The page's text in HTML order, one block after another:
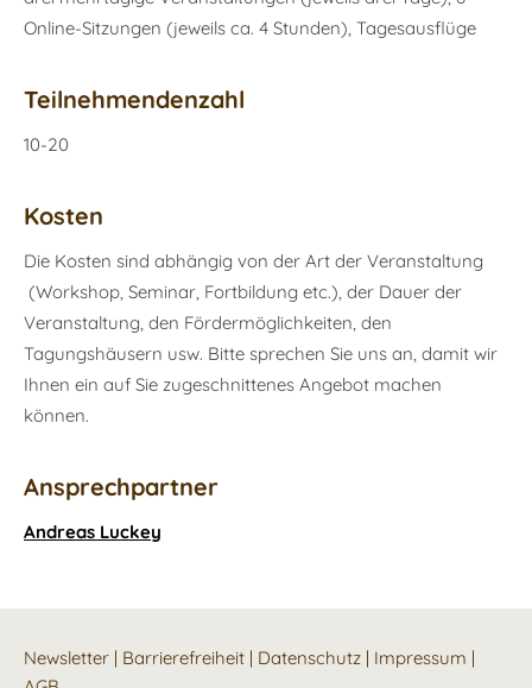
Online-Sitzungen (jeweils ca. 4 Stunden), Tagesausflüge
Teilnehmendenzahl
10-20
Kosten
Die Kosten sind abhängig von der Art der Veranstaltung
(Workshop, Seminar, Fortbildung etc.), der Dauer der
Veranstaltung, den Fördermöglichkeiten, den
Tagungshäusern usw. Bitte sprechen Sie uns an, damit wir
Ihnen ein auf Sie zugeschnittenes Angebot machen
können.
Ansprechpartner
Andreas Luckey
Newsletter | Barrierefreiheit | Datenschutz | Impressum |